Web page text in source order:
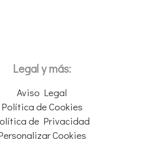
Legal y más:
Aviso Legal
Política de Cookies
de Privacidad
Cookies